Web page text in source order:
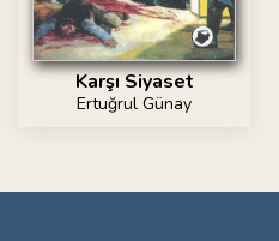
Karşı Siyaset
Ertuğrul Günay